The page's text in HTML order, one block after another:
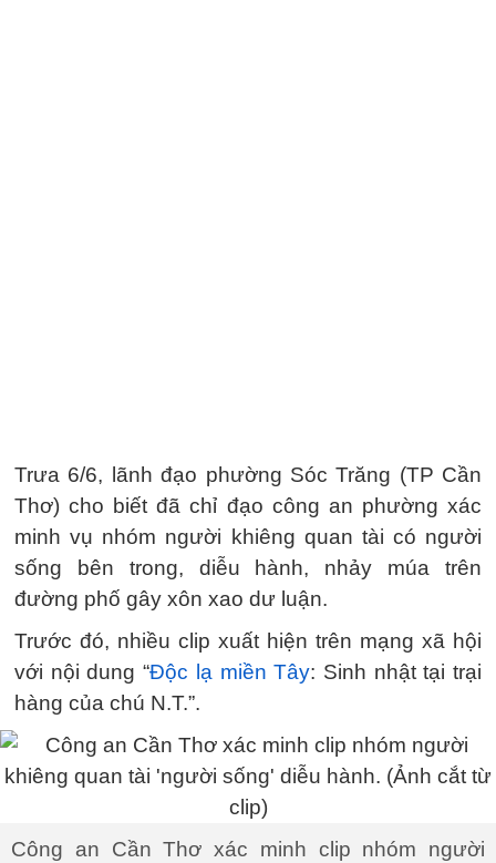
Trưa 6/6, lãnh đạo phường Sóc Trăng (TP Cần
Thơ) cho biết đã chỉ đạo công an phường xác
minh vụ nhóm người khiêng quan tài có người
sống bên trong, diễu hành, nhảy múa trên
đường phố gây xôn xao dư luận.
Trước đó, nhiều clip xuất hiện trên mạng xã hội
với nội dung “Độc lạ miền Tây: Sinh nhật tại trại
hàng của chú N.T.”.
Công an Cần Thơ xác minh clip nhóm người